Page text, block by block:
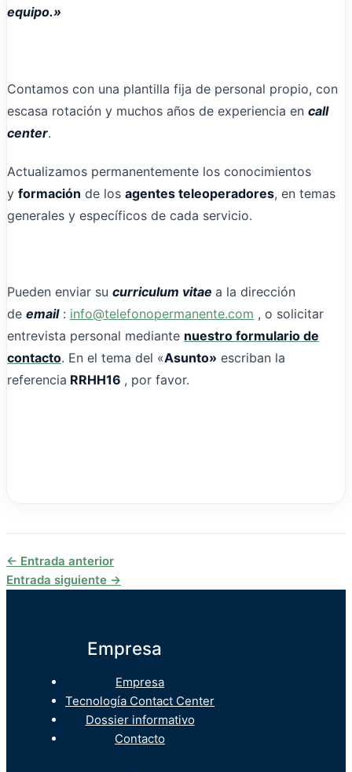
equipo.»
Contamos con una plantilla fija de personal propio, con
escasa rotación y muchos años de experiencia en call
center.
Actualizamos permanentemente los conocimientos
y formación de los agentes teleoperadores, en temas
generales y específicos de cada servicio.
Pueden enviar su curriculum vitae a la dirección
de email: info@telefonopermanente.com , o solicitar
entrevista personal mediante nuestro formulario de
contacto. En el tema del «Asunto» escriban la
referencia RRHH16 , por favor.
← Entrada anterior
Entrada siguiente →
Empresa
Empresa
Tecnología Contact Center
Dossier informativo
Contacto